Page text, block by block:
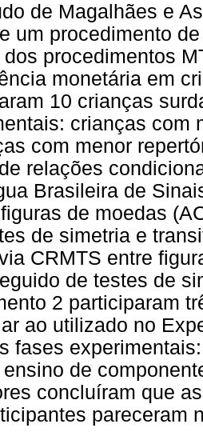
de Magalhães e
um procedimento
procedimentos
monetária em
10 crianças
crianças com
com menor
relações
Brasileira de
de moedas
de simetria e
CRMTS entre
de testes de
2 participaram
ao utilizado no
fases
de
concluíram que
pareceram